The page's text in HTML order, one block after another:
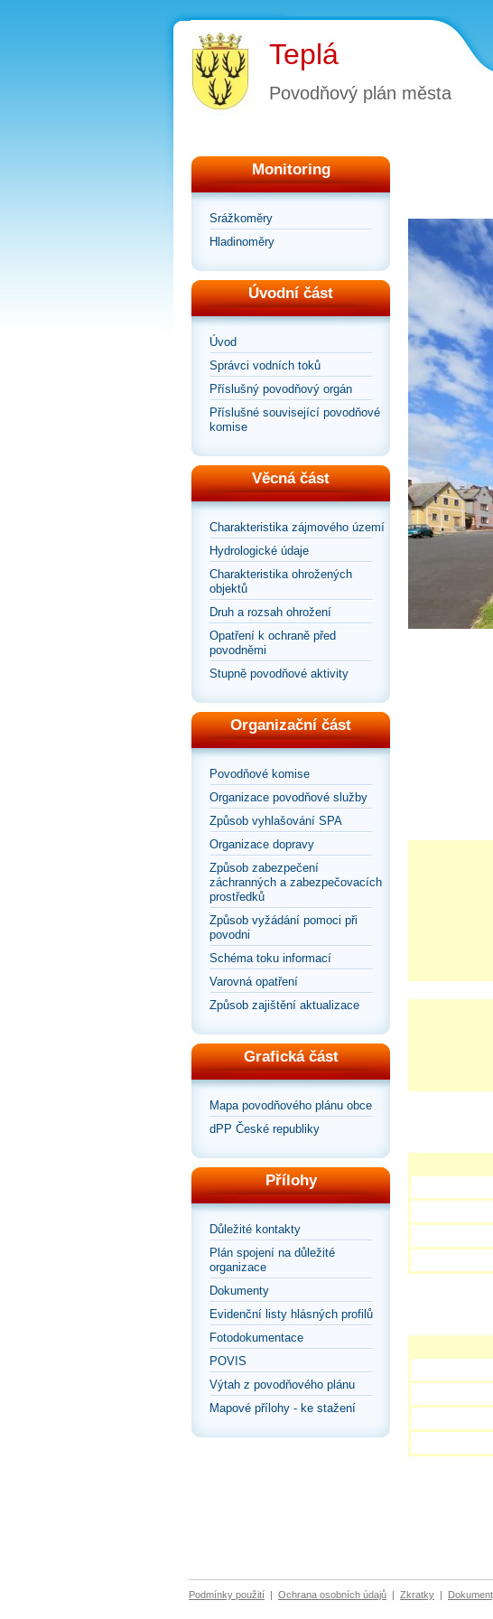
Teplá
Povodňový plán města
Monitoring
Srážkoměry
Hladinoměry
Úvodní část
Úvod
Správci vodních toků
Příslušný povodňový orgán
Příslušné související povodňové
komise
Věcná část
Charakteristika zájmového území
Hydrologické údaje
Charakteristika ohrožených
objektů
Druh a rozsah ohrožení
Opatření k ochraně před
povodněmi
Stupně povodňové aktivity
Organizační část
Povodňové komise
Organizace povodňové služby
Způsob vyhlašování SPA
Organizace dopravy
Způsob zabezpečení
záchranných a zabezpečovacích
prostředků
Způsob vyžádání pomoci při
povodni
Schéma toku informací
Varovná opatření
Způsob zajištění aktualizace
Grafická část
Mapa povodňového plánu obce
dPP České republiky
Přílohy
Důležité kontakty
Plán spojení na důležité
organizace
Dokumenty
Evidenční listy hlásných profilů
Fotodokumentace
POVIS
Výtah z povodňového plánu
Mapové přílohy - ke stažení
Podmínky použití | Ochrana osobních údajů | Zkratky |